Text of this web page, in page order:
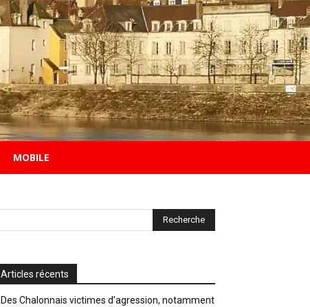
MOBILE
Articles récents
Des Chalonnais victimes d’agression, notamment